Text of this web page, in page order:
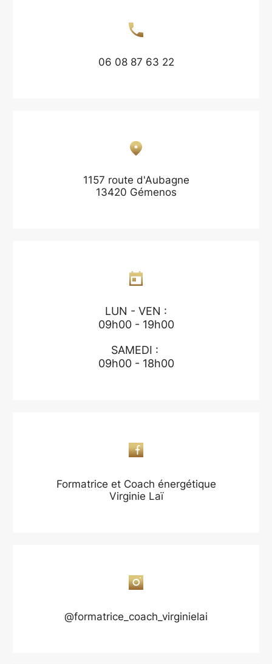
06 08 87 63 22
1157 route d'Aubagne
13420 Gémenos
LUN - VEN :
09h00 - 19h00
SAMEDI :
09h00 - 18h00
Formatrice et Coach énergétique
Virginie Laï
@formatrice_coach_virginielai